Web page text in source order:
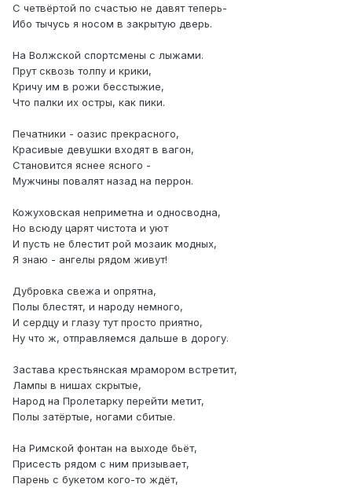
С четвёртой по счастью не давят теперь-
Ибо тычусь я носом в закрытую дверь.
На Волжской спортсмены с лыжами.
Прут сквозь толпу и крики,
Кричу им в рожи бесстыжие,
Что палки их остры, как пики.
Печатники - оазис прекрасного,
Красивые девушки входят в вагон,
Становится яснее ясного -
Мужчины повалят назад на перрон.
Кожуховская неприметна и односводна,
Но всюду царят чистота и уют
И пусть не блестит рой мозаик модных,
Я знаю - ангелы рядом живут!
Дубровка свежа и опрятна,
Полы блестят, и народу немного,
И сердцу и глазу тут просто приятно,
Ну что ж, отправляемся дальше в дорогу.
Застава крестьянская мрамором встретит,
Лампы в нишах скрытые,
Народ на Пролетарку перейти метит,
Полы затёртые, ногами сбитые.
На Римской фонтан на выходе бьёт,
Присесть рядом с ним призывает,
Парень с букетом кого-то ждёт,